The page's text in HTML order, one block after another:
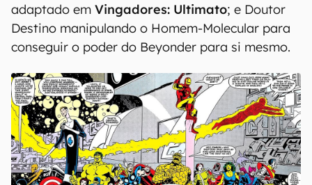
adaptado em Vingadores: Ultimato; e Doutor
Destino manipulando o Homem-Molecular para
conseguir o poder do Beyonder para si mesmo.